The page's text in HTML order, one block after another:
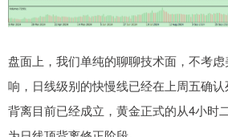
盘面上，我们单纯的聊聊技术面，不考
响，日线级别的快慢线已经在上周五确
背离目前已经成立，黄金正式的从4小时